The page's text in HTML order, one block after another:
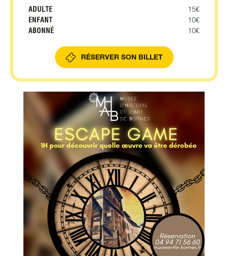
ADULTE
15€
ENFANT
10€
ABONNÉ
10€
RÉSERVER SON BILLET